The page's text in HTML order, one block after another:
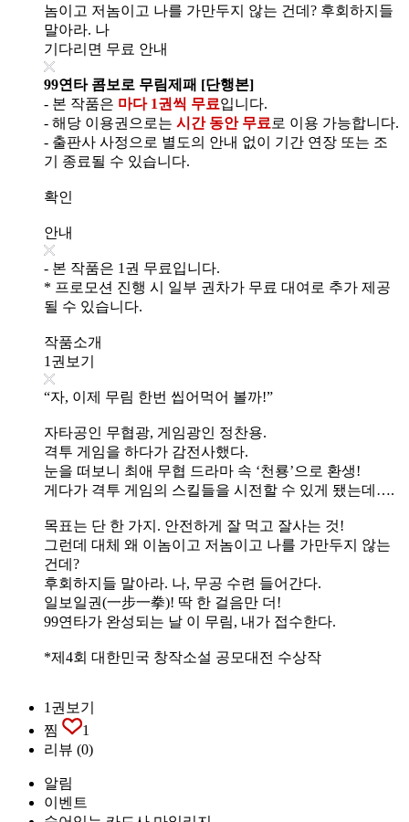
놈이고 저놈이고 나를 가만두지 않는 건데? 후회하지들
말아라. 나
기다리면 무료 안내
99연타 콤보로 무림제패 [단행본]
- 본 작품은 마다 1권씩 무료입니다.
- 해당 이용권으로는 시간 동안 무료 로 이용 가능합니다.
- 출판사 사정으로 별도의 안내 없이 기간 연장 또는 조
기 종료될 수 있습니다.
확인
안내
- 본 작품은 1권 무료입니다.
* 프로모션 진행 시 일부 권차가 무료 대여로 추가 제공
될 수 있습니다.
작품소개
1권보기
“자, 이제 무림 한번 씹어먹어 볼까!”
자타공인 무협광, 게임광인 정찬용.
격투 게임을 하다가 감전사했다.
눈을 떠보니 최애 무협 드라마 속 ‘천룡’으로 환생!
게다가 격투 게임의 스킬들을 시전할 수 있게 됐는데….
목표는 단 한 가지. 안전하게 잘 먹고 잘사는 것!
그런데 대체 왜 이놈이고 저놈이고 나를 가만두지 않는
건데?
후회하지들 말아라. 나, 무공 수련 들어간다.
일보일권(一步一拳)! 딱 한 걸음만 더!
99연타가 완성되는 날 이 무림, 내가 접수한다.
*제4회 대한민국 창작소설 공모대전 수상작
1권보기
찜
1
리뷰 (0)
알림
이벤트